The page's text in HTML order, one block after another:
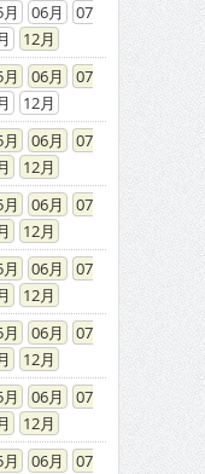
06
07
12
06
07
12
06
07
12
06
07
12
06
07
12
06
07
12
06
07
12
06
07